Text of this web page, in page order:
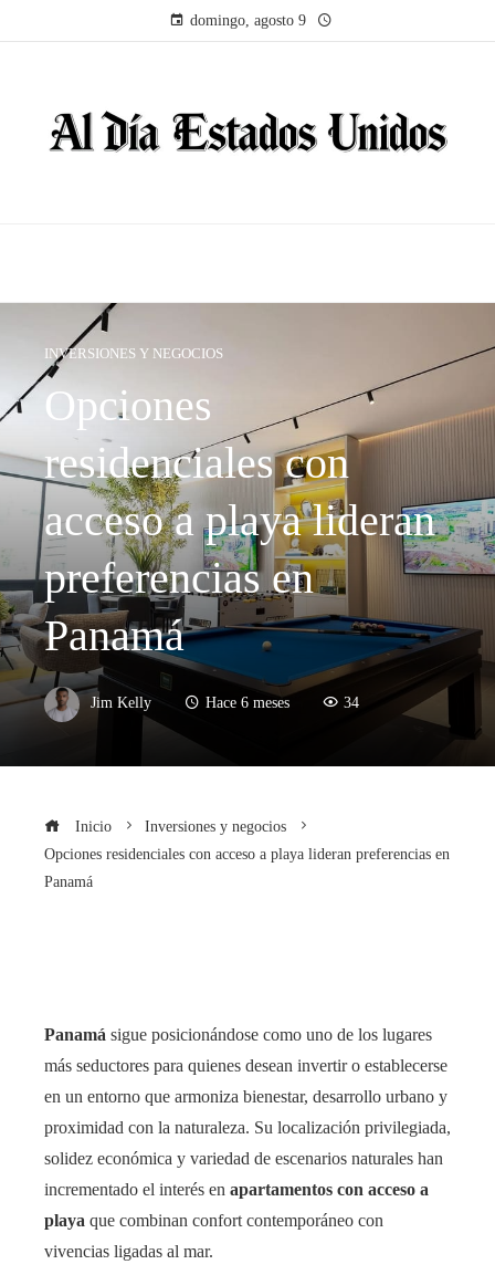
domingo, agosto 9
INVERSIONES Y NEGOCIOS
Opciones
residenciales con
acceso a playa lideran
preferencias en
Panamá
Jim Kelly Hace 6 meses 34
Inicio
Inversiones y negocios
Opciones residenciales con acceso a playa lideran preferencias en
Panamá
Panamá sigue posicionándose como uno de los lugares
más seductores para quienes desean invertir o establecerse
en un entorno que armoniza bienestar, desarrollo urbano y
proximidad con la naturaleza. Su localización privilegiada,
solidez económica y variedad de escenarios naturales han
incrementado el interés en apartamentos con acceso a
playa que combinan confort contemporáneo con
vivencias ligadas al mar.